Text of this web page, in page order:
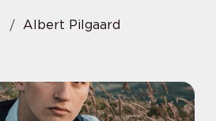
Albert Pilgaard